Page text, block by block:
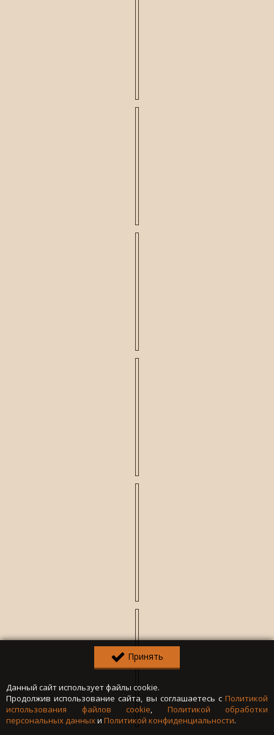
Принять
Данный сайт использует файлы cookie.
Продолжив использование сайта, вы соглашаетесь с Политикой
использования файлов cookie, Политикой обработки
персональных данныхи Политикой конфиденциальности.